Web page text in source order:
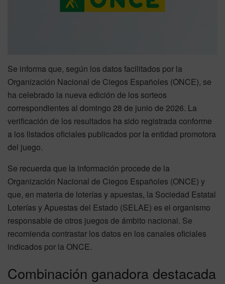
Se informa que, según los datos facilitados por la
Organización Nacional de Ciegos Españoles (ONCE), se
ha celebrado la nueva edición de los sorteos
correspondientes al domingo 28 de junio de 2026. La
verificación de los resultados ha sido registrada conforme
a los listados oficiales publicados por la entidad promotora
del juego.
Se recuerda que la información procede de la
Organización Nacional de Ciegos Españoles (ONCE) y
que, en materia de loterías y apuestas, la Sociedad Estatal
Loterías y Apuestas del Estado (SELAE) es el organismo
responsable de otros juegos de ámbito nacional. Se
recomienda contrastar los datos en los canales oficiales
indicados por la ONCE.
Combinación ganadora destacada